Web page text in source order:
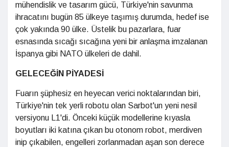
mühendislik ve tasarım gücü, Türkiye'nin savunma
ihracatını bugün 85 ülkeye taşımış durumda, hedef ise
çok yakında 90 ülke. Üstelik bu pazarlara, fuar
esnasında sıcağı sıcağına yeni bir anlaşma imzalanan
İspanya gibi NATO ülkeleri de dahil.
GELECEĞİN PİYADESİ
Fuarın şüphesiz en heyecan verici noktalarından biri,
Türkiye'nin tek yerli robotu olan Sarbot'un yeni nesil
versiyonu L1'di. Önceki küçük modellerine kıyasla
boyutları iki katına çıkan bu otonom robot, merdiven
inip çıkabilen, engelleri zorlanmadan aşan son derece